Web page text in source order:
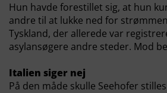
Hun havde forestillet sig, at hun
andre til at lukke ned for
Tyskland, der allerede var
asylansøgere andre steder. Mod
Italien siger nej
På den måde skulle Seehofer